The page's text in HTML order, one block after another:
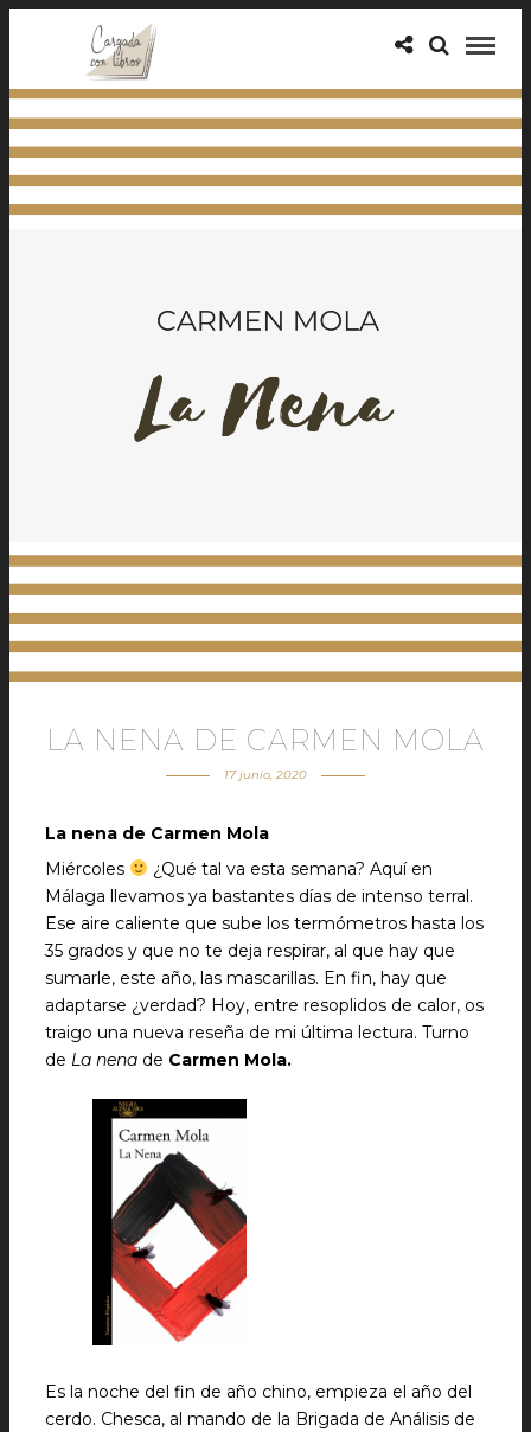
LA NENA DE CARMEN MOLA
17 junio, 2020
La nena de Carmen Mola
Miércoles
¿Qué tal va esta semana? Aquí en
Málaga llevamos ya bastantes días de intenso terral.
Ese aire caliente que sube los termómetros hasta los
35 grados y que no te deja respirar, al que hay que
sumarle, este año, las mascarillas. En fin, hay que
adaptarse ¿verdad? Hoy, entre resoplidos de calor, os
traigo una nueva reseña de mi última lectura. Turno
de La nena de Carmen Mola.
Es la noche del fin de año chino, empieza el año del
cerdo. Chesca, al mando de la Brigada de Análisis de